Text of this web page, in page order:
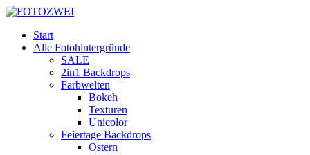
Start
Alle Fotohintergründe
SALE
2in1 Backdrops
Farbwelten
Bokeh
Texturen
Unicolor
Feiertage Backdrops
Ostern